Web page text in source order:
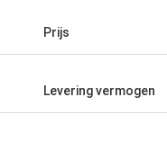
Prijs
Levering vermogen